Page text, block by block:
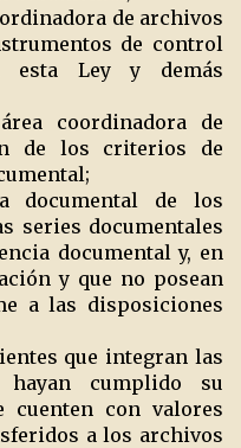
de archivos
de control
esta Ley y demás
coordinadora de
de los criterios de
de los
series documentales
documental y, en
y que no posean
a las disposiciones
que integran las
hayan cumplido su
cuenten con valores
a los archivos